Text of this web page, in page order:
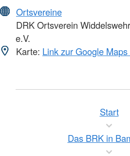
Ortsvereine
DRK Ortsverein
e.V.
Karte: Link zur Google
Start
Das BRK in